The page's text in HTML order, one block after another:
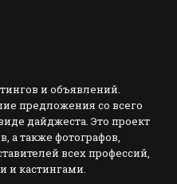
и объявлений.
предложения со всего
дайджеста. Это проект
а также фотографов,
всех профессий,
и кастингами.